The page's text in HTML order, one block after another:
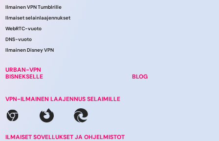
Ilmainen VPN Tumblrille
Ilmaiset selainlaajennukset
WebRTC-vuoto
DNS-vuoto
Ilmainen Disney VPN
URBAN-VPN
BISNEKSELLE
BLOG
VPN-ILMAINEN LAAJENNUS SELAIMILLE
ILMAISET SOVELLUKSET JA OHJELMISTOT